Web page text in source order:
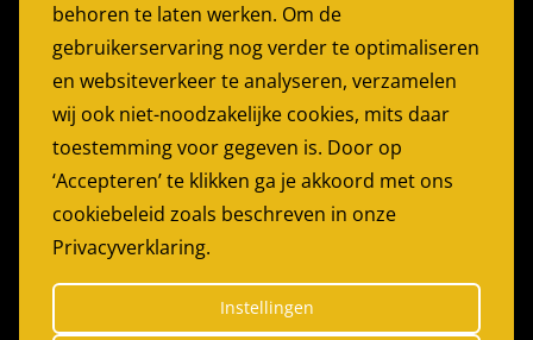
PARTYGARANT
Bijdorp-Oost 22
2992LA Barendrecht
Telefoon:0180 614179
E-mail:info@partygarant.nl
behoren te laten werken. Om de
gebruikerservaring nog verder te optimaliseren
en websiteverkeer te analyseren, verzamelen
wij ook niet-noodzakelijke cookies, mits daar
toestemming voor gegeven is. Door op
‘Accepteren’ te klikken ga je akkoord met ons
cookiebeleid zoals beschreven in onze
Privacyverklaring.
Instellingen